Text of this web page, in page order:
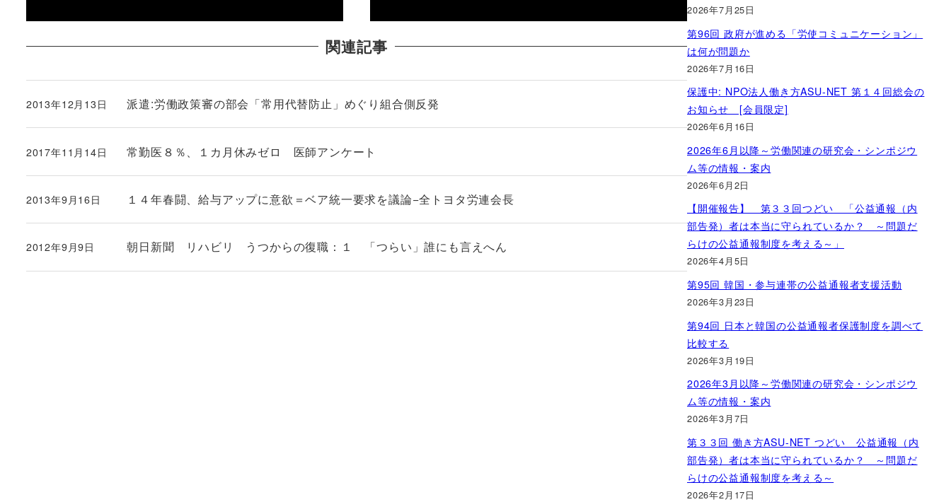
関連記事
派遣:労働政策審の部会「常用代替防止」めぐり組合側反発
投稿日
2013年12月13日
常勤医８％、１カ月休みゼロ 医師アンケート
投稿日
2017年11月14日
１４年春闘、給与アップに意欲＝ベア統一要求を議論−全トヨタ労連会長
投稿日
2013年9月16日
朝日新聞 リハビリ うつからの復職：１ 「つらい」誰にも言えへん
投稿日
2012年9月9日
2026年7月25日
第96回 政府が進める「労使コミュニケーション」
は何が問題か
2026年7月16日
保護中: NPO法人働き方ASU-NET 第１４回総会の
お知らせ [会員限定]
2026年6月16日
2026年6月以降～労働関連の研究会・シンポジウ
ム等の情報・案内
2026年6月2日
【開催報告】 第３３回つどい 「公益通報（内
部告発）者は本当に守られているか？ ～問題だ
らけの公益通報制度を考える～」
2026年4月5日
第95回 韓国・参与連帯の公益通報者支援活動
2026年3月23日
第94回 日本と韓国の公益通報者保護制度を調べて
比較する
2026年3月19日
2026年3月以降～労働関連の研究会・シンポジウ
ム等の情報・案内
2026年3月7日
第３３回 働き方ASU-NET つどい 公益通報（内
部告発）者は本当に守られているか？ ～問題だ
らけの公益通報制度を考える～
2026年2月17日